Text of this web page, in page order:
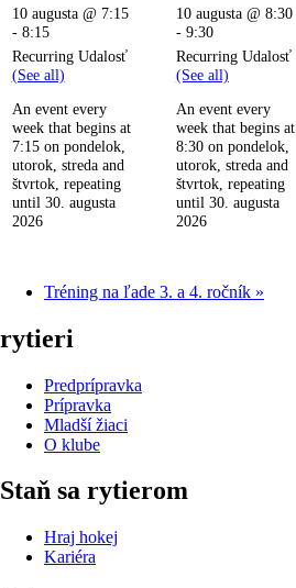
10 augusta @ 7:15
- 8:15
Recurring Udalosť
(See all)
An event every
week that begins at
7:15 on pondelok,
utorok, streda and
štvrtok, repeating
until 30. augusta
2026
10 augusta @ 8:30
- 9:30
Recurring Udalosť
(See all)
An event every
week that begins at
8:30 on pondelok,
utorok, streda and
štvrtok, repeating
until 30. augusta
2026
Tréning na ľade 3. a 4. ročník »
rytieri
Predprípravka
Prípravka
Mladší žiaci
O klube
Staň sa rytierom
Hraj hokej
Kariéra